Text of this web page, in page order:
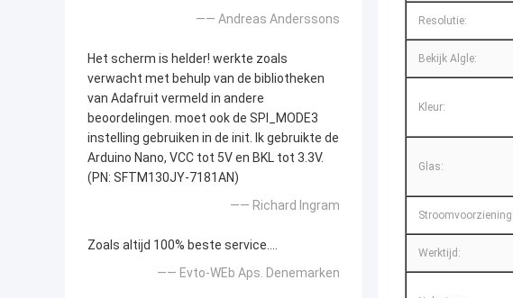
—— Andreas Anderssons
Het scherm is helder! werkte zoals
verwacht met behulp van de bibliotheken
van Adafruit vermeld in andere
beoordelingen. moet ook de SPI_MODE3
instelling gebruiken in de init. Ik gebruikte de
Arduino Nano, VCC tot 5V en BKL tot 3.3V.
(PN: SFTM130JY-7181AN)
—— Richard Ingram
Zoals altijd 100% beste service....
—— Evto-WEb Aps. Denemarken
Resolutie:
Bekijk Algle:
Kleur:
Glas:
Stroomvoorziening:
Werktijd: